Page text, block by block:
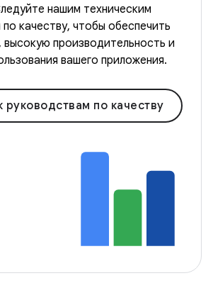
нашим техническим
качеству, чтобы обеспечить
высокую производительность и
вашего приложения.
руководствам по качеству